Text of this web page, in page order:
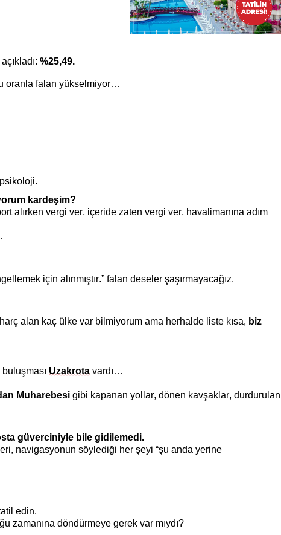
%25,49.
oranla falan yükselmiyor…
kardeşim?
alırken vergi ver, içeride zaten vergi ver, havalimanına adım
için alınmıştır.” falan deseler şaşırmayacağız.
alan kaç ülke var bilmiyorum ama herhalde liste kısa, biz
Uzakrota vardı…
Muharebesi gibi kapanan yollar, dönen kavşaklar, durdurulan
güverciniyle bile gidilemedi.
navigasyonun söylediği her şeyi “şu anda yerine
edin.
zamanına döndürmeye gerek var mıydı?